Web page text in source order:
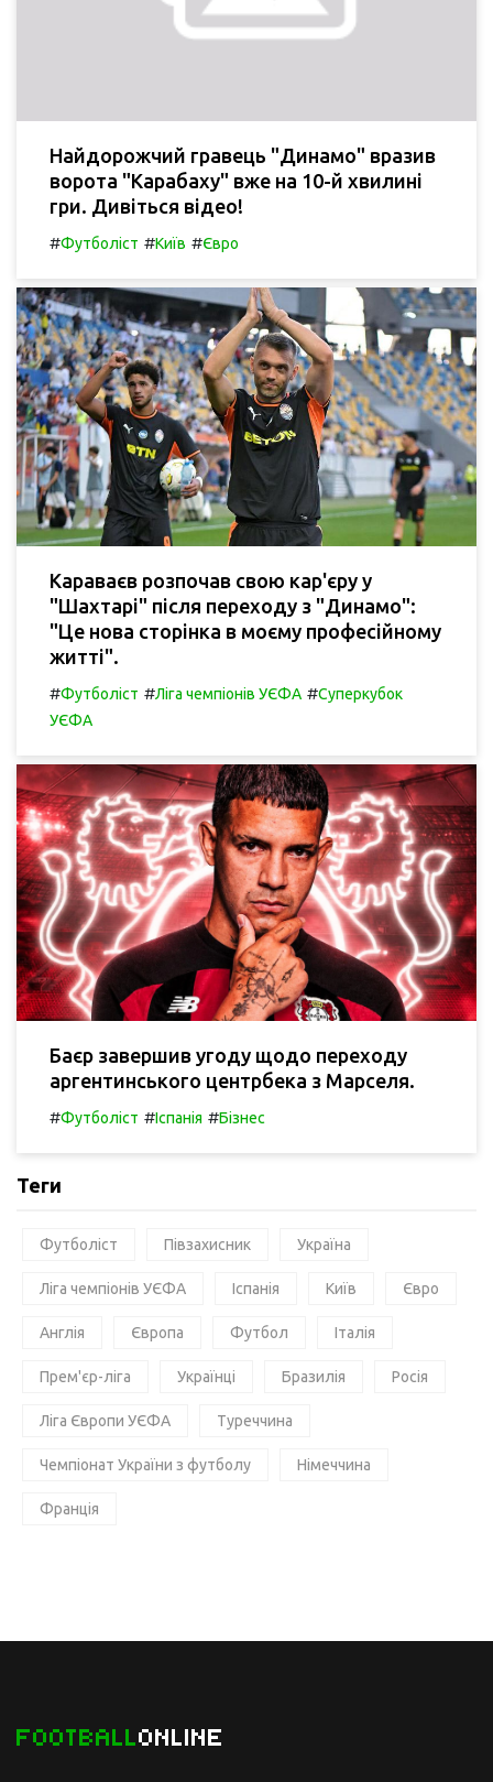
Найдорожчий гравець "Динамо" вразив
ворота "Карабаху" вже на 10-й хвилині
гри. Дивіться відео!
#Футболіст #Київ #Євро
Караваєв розпочав свою кар'єру у
"Шахтарі" після переходу з "Динамо":
"Це нова сторінка в моєму професійному
житті".
#Футболіст #Ліга чемпіонів УЄФА #Суперкубок
УЄФА
Баєр завершив угоду щодо переходу
аргентинського центрбека з Марселя.
#Футболіст #Іспанія #Бізнес
Теги
Футболіст Півзахисник Україна
Ліга чемпіонів УЄФА Іспанія Київ Євро
Англія Європа Футбол Італія
Прем'єр-ліга Українці Бразилія Росія
Ліга Європи УЄФА Туреччина
Чемпіонат України з футболу Німеччина
Франція
FOOTBALLONLINE